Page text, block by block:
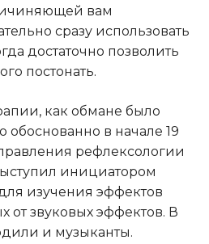
вам
сразу использовать
достаточно позволить
постонать.
как обмане было
обоснованно в начале 19
рефлексологии
инициатором
изучения эффектов
от звуковых эффектов. В
и музыканты.